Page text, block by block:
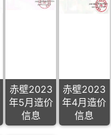
赤壁2023
年5月造价
信息
赤壁2023
年4月造价
信息